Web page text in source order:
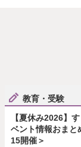
教育・受験
【夏休み2026】
ベント情報おまと
15開催＞